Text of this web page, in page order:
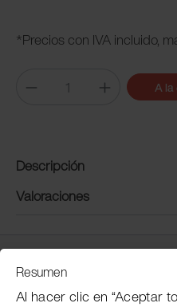
*Precios con IVA incluido,
A
Descripción
Valoraciones
Servicio de atención al
Resumen
Al hacer clic en “Aceptar